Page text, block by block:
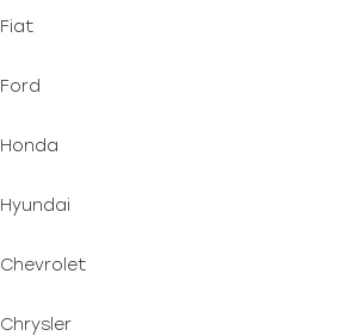
Fiat
Ford
Honda
Hyundai
Chevrolet
Chrysler